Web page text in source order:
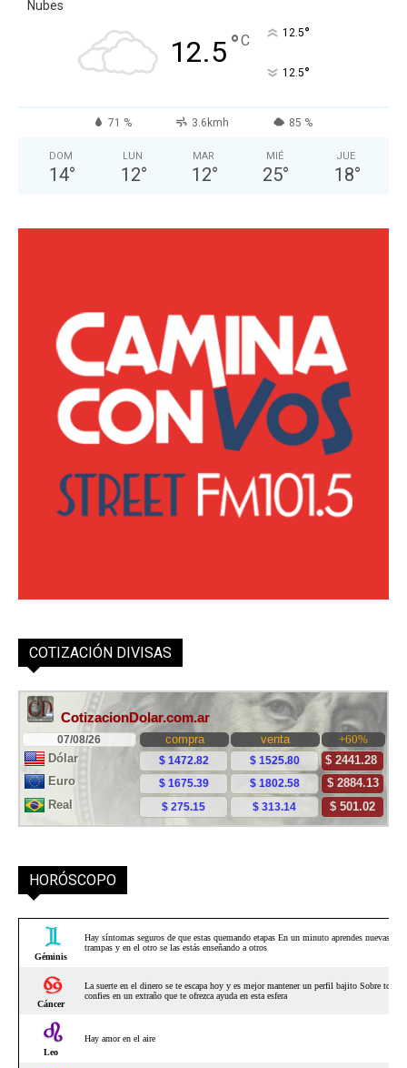
Nubes
12.5°C 12.5°
12.5°
71 % 3.6kmh 85 %
DOM
14°
LUN
12°
MAR
12°
MIÉ
25°
JUE
18°
COTIZACIÓN DIVISAS
HORÓSCOPO